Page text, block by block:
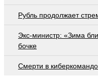
Рубль продолжает
Экс-министр: «Зима
бочке
Смерти в